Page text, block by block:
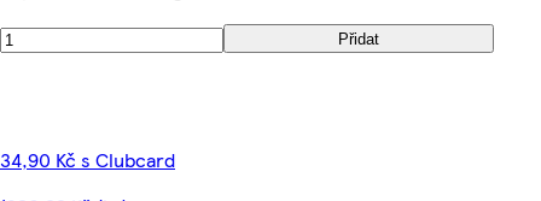
Přidat
34,90 Kč s Clubcard